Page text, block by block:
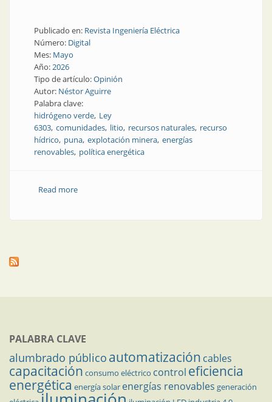
Publicado en: Revista Ingeniería Eléctrica
Número: Digital
Mes: Mayo
Año:2026
Tipo de artículo:Opinión
Autor: Néstor Aguirre
Palabra clave:
hidrógeno verde Ley
6303 comunidades litio recursos naturales recurso
hídrico puna explotación minera energías
renovables política energética
Read moreabout Hidrógeno verde en Jujuy: oportunidad
PALABRA CLAVE
alumbrado público automatización cables
capacitación consumo eléctrico control eficiencia
energética energía solar energías renovables generación